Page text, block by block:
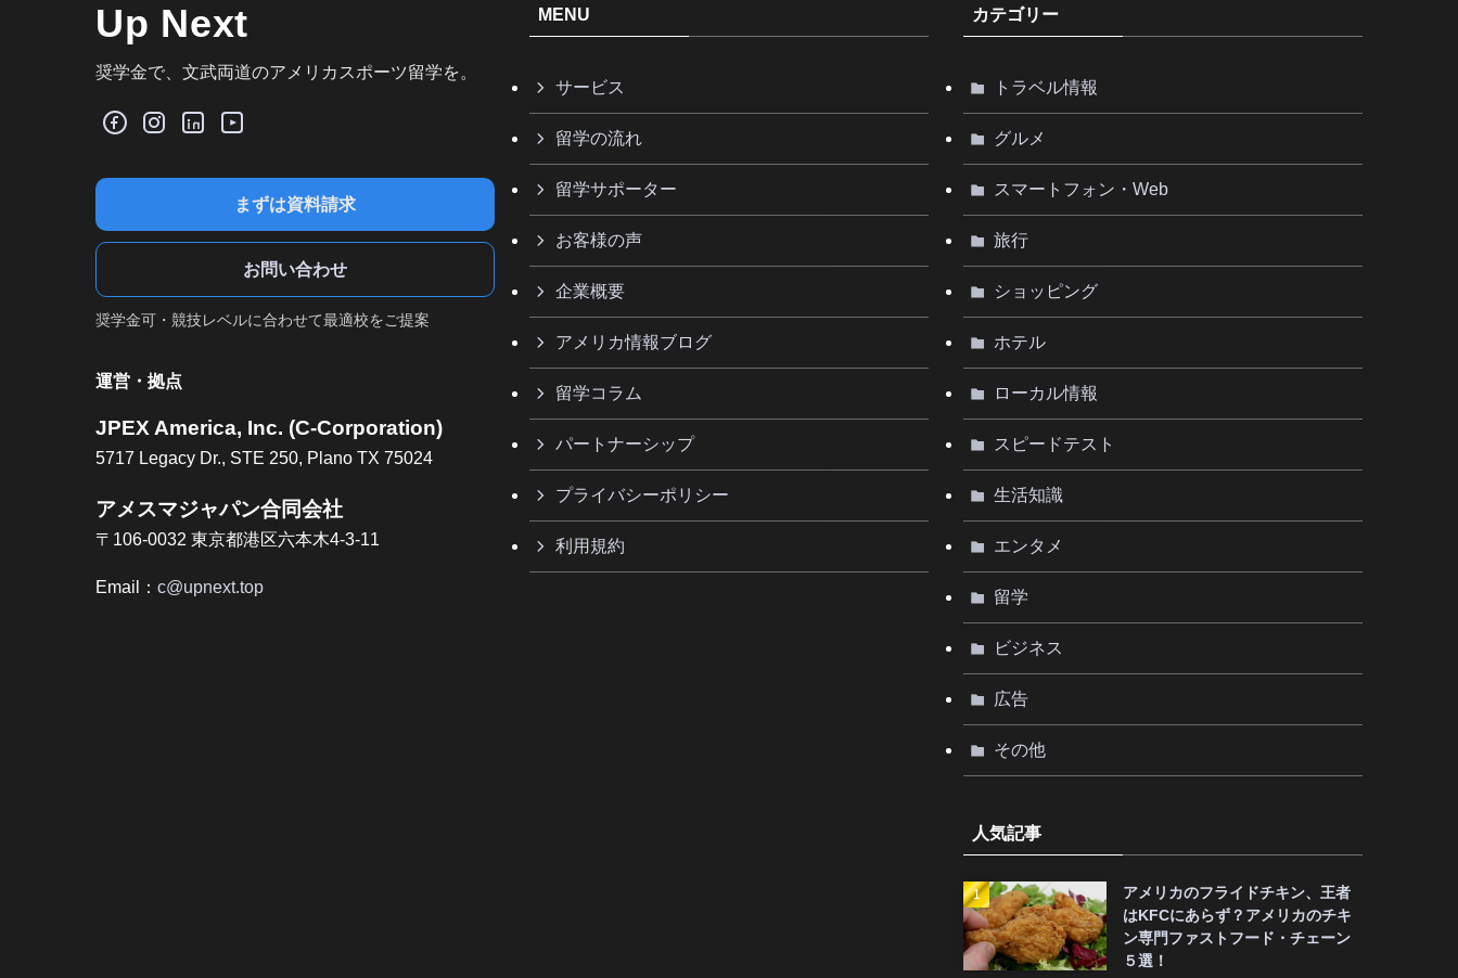
Up Next
奨学金で、文武両道のアメリカスポーツ留学を。
まずは資料請求
お問い合わせ
奨学金可・競技レベルに合わせて最適校をご提案
運営・拠点
JPEX America, Inc. (C-Corporation)
5717 Legacy Dr., STE 250, Plano TX 75024
アメスマジャパン合同会社
〒106-0032 東京都港区六本木4-3-11
Email： c@upnext.top
MENU
サービス
留学の流れ
留学サポーター
お客様の声
企業概要
アメリカ情報ブログ
留学コラム
パートナーシップ
プライバシーポリシー
利用規約
カテゴリー
トラベル情報
グルメ
スマートフォン・Web
旅行
ショッピング
ホテル
ローカル情報
スピードテスト
生活知識
エンタメ
留学
ビジネス
広告
その他
人気記事
アメリカのフライドチキン、王者
はKFCにあらず？アメリカのチキ
ン専門ファストフード・チェーン
５選！